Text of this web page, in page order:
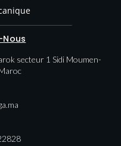
secteur 1 Sidi Moumen-